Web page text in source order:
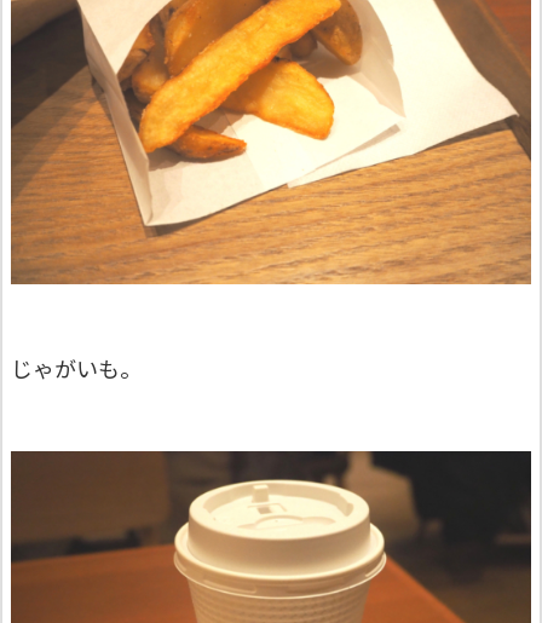
じゃがいも。